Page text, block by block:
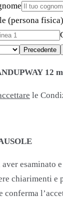
(persona fisica)
Precedente
12
le
chiarimenti e
conferma